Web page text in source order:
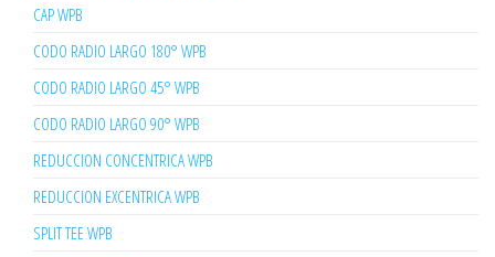
CAP WPB
CODO RADIO LARGO 180° WPB
CODO RADIO LARGO 45° WPB
CODO RADIO LARGO 90° WPB
REDUCCION CONCENTRICA WPB
REDUCCION EXCENTRICA WPB
SPLIT TEE WPB